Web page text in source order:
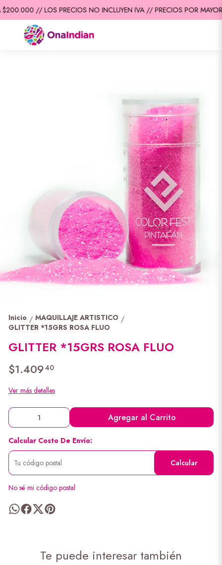
// LOS PRECIOS NO INCLUYEN IVA // PRECIOS POR MAYOR
Inicio / MAQUILLAJE ARTISTICO /
GLITTER *15GRS ROSA FLUO
GLITTER *15GRS ROSA FLUO
$1.40940
Ver más detalles
Agregar al Carrito
Calcular Costo De Envío:
Calcular
No sé mi código postal
Te puede interesar también